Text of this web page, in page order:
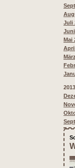
Juli
Mai
2013